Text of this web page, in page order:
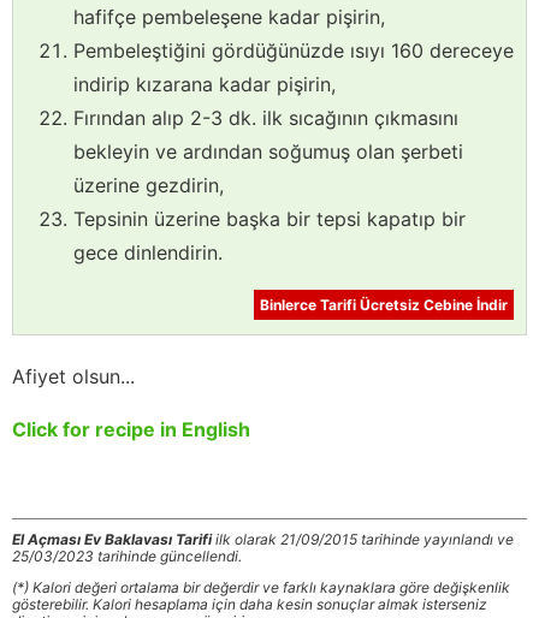
hafifçe pembeleşene kadar pişirin,
Pembeleştiğini gördüğünüzde ısıyı 160 dereceye
indirip kızarana kadar pişirin,
Fırından alıp 2-3 dk. ilk sıcağının çıkmasını
bekleyin ve ardından soğumuş olan şerbeti
üzerine gezdirin,
Tepsinin üzerine başka bir tepsi kapatıp bir
gece dinlendirin.
Binlerce Tarifi Ücretsiz Cebine İndir
Afiyet olsun...
Click for recipe in English
El Açması Ev Baklavası Tarifiilk olarak 21/09/2015 tarihinde yayınlandı ve
25/03/2023 tarihinde güncellendi.
(*) Kalori değeri ortalama bir değerdir ve farklı kaynaklara göre değişkenlik
gösterebilir. Kalori hesaplama için daha kesin sonuçlar almak isterseniz